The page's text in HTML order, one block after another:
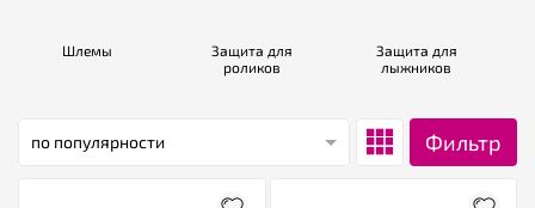
Шлемы
Защита для
роликов
Защита для
лыжников
по популярности Фильтр